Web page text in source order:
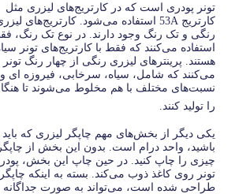
تونر پودری است که در کارتریج‌های لیزری مثل
کارتریج 53A استفاده می‌شود. کارتریج‌های
رنگی و تک رنگ وجود دارند. در نوع تک رنگ،
استفاده می‌کنند که فقط با کارتریج‌های تونر
هستند. پرینترهای لیزری رنگی از چهار رنگ
می‌کنند که شامل، سیاه، سرخابی، فیروزه ای و
نسبت‌های مختلف با هم مخلوط می‌شوند تا
را تولید کنند.
یکی دیگر از بخش‌های مهم چاپگر لیزری که باید
باشید، واحد درام است. بدون این بخش از چاپگر
چیزی را چاپ کنید. در حین چاپ این بخش، پودر
تونر روی کاغذ ذوب می‌کند. بسته به اینکه
طراحی شده است، می‌تواند به صورت جداگانه